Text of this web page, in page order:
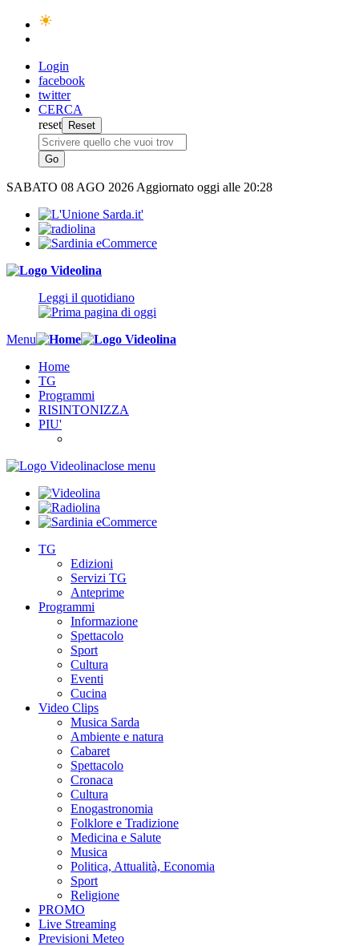
Login
facebook
twitter
CERCA
reset
SABATO 08 AGO 2026 Aggiornato oggi alle 20:28
Leggi il quotidiano
Menu
Home
TG
Programmi
RISINTONIZZA
PIU'
close menu
TG
Edizioni
Servizi TG
Anteprime
Programmi
Informazione
Spettacolo
Sport
Cultura
Eventi
Cucina
Video Clips
Musica Sarda
Ambiente e natura
Cabaret
Spettacolo
Cronaca
Cultura
Enogastronomia
Folklore e Tradizione
Medicina e Salute
Musica
Politica, Attualità, Economia
Sport
Religione
PROMO
Live Streaming
Previsioni Meteo